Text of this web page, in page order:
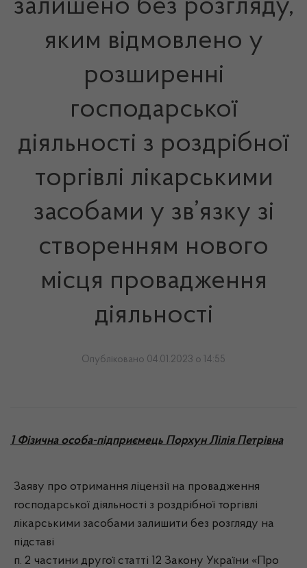
залишено без розгляду,
яким відмовлено у
розширенні
господарської
діяльності з роздрібної
торгівлі лікарськими
засобами у зв’язку зі
створенням нового
місця провадження
діяльності
Опубліковано 04.01.2023 о 14:55
1 Фізична особа-підприємець Порхун Лілія Петрівна
Заяву про отримання ліцензії на провадження
господарської діяльності з роздрібної торгівлі
лікарськими засобами залишити без розгляду на
підставі
п. 2 частини другої статті 12 Закону України «Про